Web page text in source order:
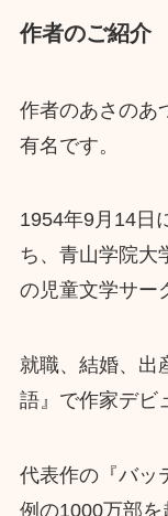
作者のご紹介
作者のあさのあ
有名です。
1954年9月14日
ち、青山学院大
の児童文学サー
就職、結婚、出
語』で作家デビ
代表作の『バッ
例の1000万部